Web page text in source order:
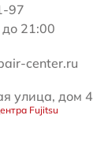
97
21:00
center.ru
улица, дом 4
Fujitsu